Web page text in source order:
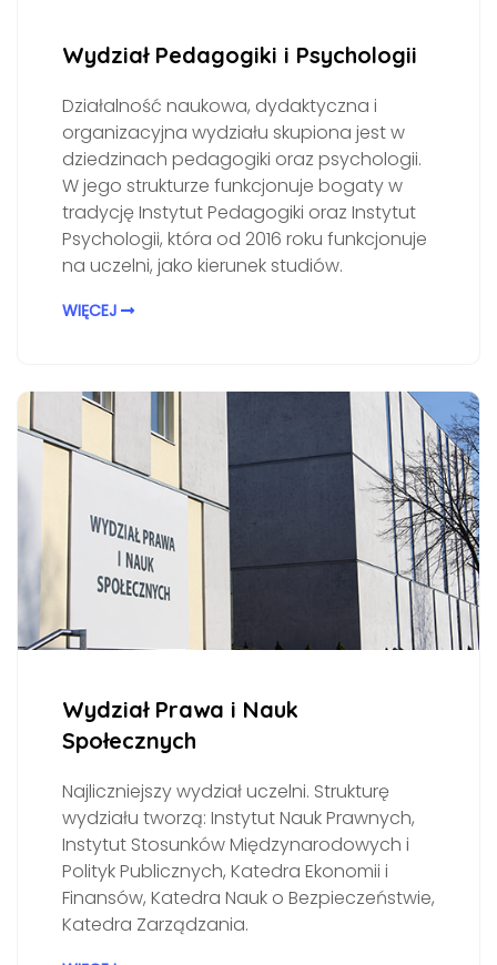
Wydział Pedagogiki i Psychologii
Działalność naukowa, dydaktyczna i
organizacyjna wydziału skupiona jest w
dziedzinach pedagogiki oraz psychologii.
W jego strukturze funkcjonuje bogaty w
tradycję Instytut Pedagogiki oraz Instytut
Psychologii, która od 2016 roku funkcjonuje
na uczelni, jako kierunek studiów.
WIĘCEJ
Wydział Prawa i Nauk
Społecznych
Najliczniejszy wydział uczelni. Strukturę
wydziału tworzą: Instytut Nauk Prawnych,
Instytut Stosunków Międzynarodowych i
Polityk Publicznych, Katedra Ekonomii i
Finansów, Katedra Nauk o Bezpieczeństwie,
Katedra Zarządzania.